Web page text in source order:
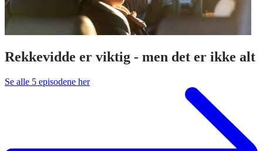
Rekkevidde er viktig - men det er ikke alt
Se alle 5 episodene her